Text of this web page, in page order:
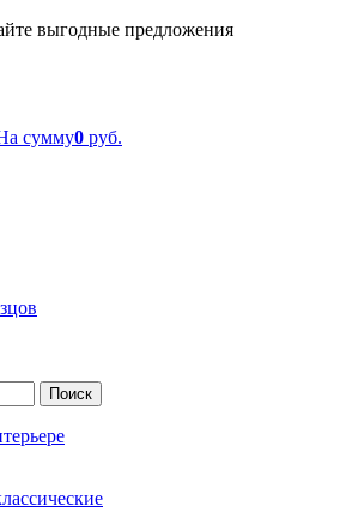
выгодные предложения
сумму0 руб.
Поиск